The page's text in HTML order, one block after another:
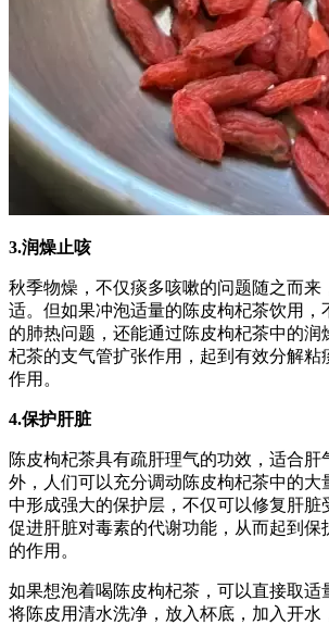
3.润燥止咳
秋季物燥，不仅痰多咳嗽的问题随之而来
适。但如果冲泡适量的陈皮枸杞茶饮用，
的肺热问题，还能通过陈皮枸杞茶中的润
杞茶的支气管扩张作用，起到有效分解粘
作用。
4.保护肝脏
陈皮枸杞茶具有疏肝理气的功效，适合肝
外，人们可以充分调动陈皮枸杞茶中的大
中形成强大的保护层，不仅可以修复肝脏
促进肝脏对毒素的代谢功能，从而起到保
的作用。
如果想泡着喝陈皮枸杞茶，可以直接取适
将陈皮用清水洗净，放入杯底，加入开水